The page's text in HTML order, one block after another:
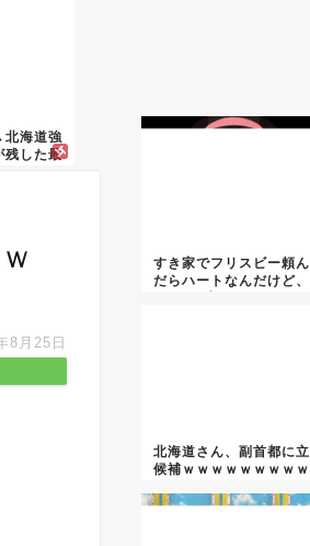
北海道強
残した最
8月25日
すき家でフリスビー頼ん
だらハートなんだけど、
北海道さん、副首都に立
候補ｗｗｗｗｗｗｗｗｗ